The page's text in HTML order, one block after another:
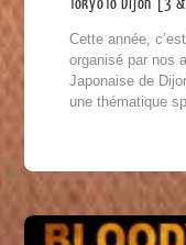
TokyoTo Dijon [3
Cette année,
organisé par nos
Japonaise de
une thématique